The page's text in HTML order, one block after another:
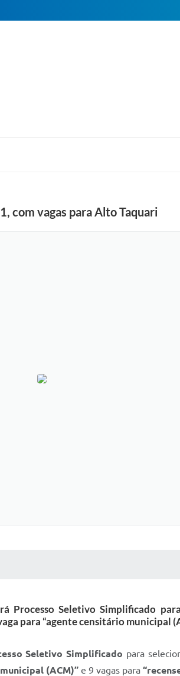
com vagas para Alto Taquari
Processo Seletivo Simplificado
para “agente censitário municipal
Seletivo Simplificado para
(ACM)” e 9 vagas para